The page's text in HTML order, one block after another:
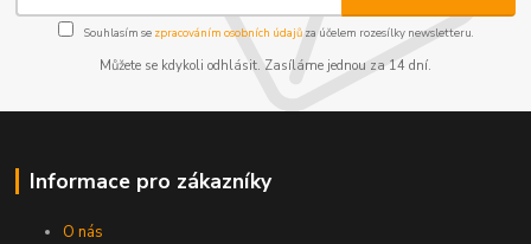
Souhlasím se zpracováním osobních údajůza účelem rozesílky newsletteru.
Můžete se kdykoli odhlásit. Zasíláme jednou za 14 dní.
Informace pro zákazníky
O nás